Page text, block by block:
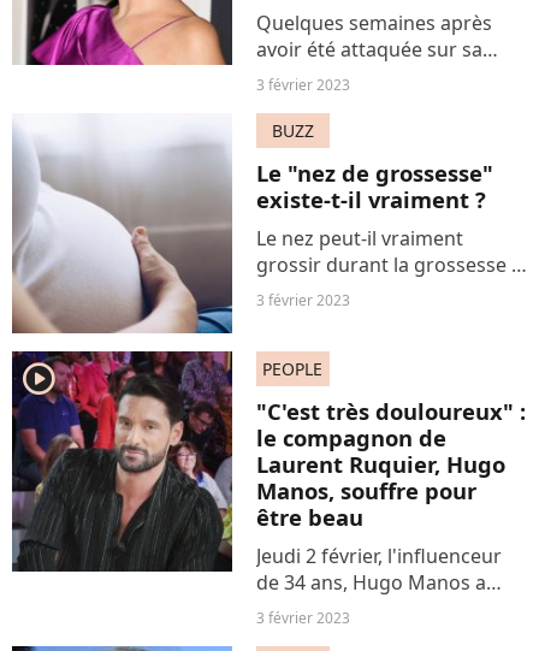
Quelques semaines après
avoir été attaquée sur sa
prise de poids, la chanteuse
force et dévoile son visage
sans make-up dans sa
dernière publication
Instagram.
3 février 2023
BUZZ
Le "nez de grossesse"
existe-t-il vraiment ?
Le nez peut-il vraiment
grossir durant la grossesse ?
La question se pose sur
enceintes se confient sur ce
symptôme bien spécifique.
3 février 2023
player2 PEOPLE
"C'est très douloureux" :
le compagnon de
Laurent Ruquier, Hugo
Manos, souffre pour
être beau
Jeudi 2 février, l'influenceur
de 34 ans, Hugo Manos a
affiché via sa story Instagram
3 février 2023